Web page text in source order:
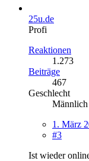
25u.de
Profi
Reaktionen
1.273
Beiträge
467
Geschlecht
Männlich
1. März
#3
Ist wieder